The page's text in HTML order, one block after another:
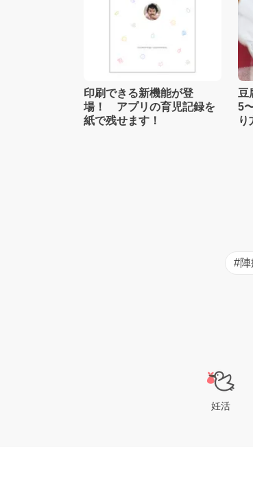
印刷できる新機能が登
場！ アプリの育児記録を
紙で残せます！
豆
5
り
#陣
妊活